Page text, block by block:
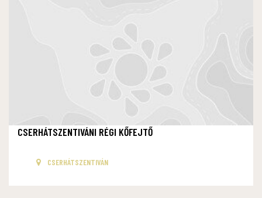
CSERHÁTSZENTIVÁNI RÉGI KŐFEJTŐ
CSERHÁTSZENTIVÁN